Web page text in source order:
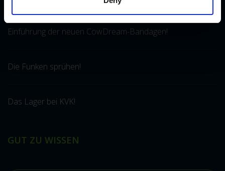
Einführung der neuen CowDream-Bandagen!
Die Funken sprühen!
Das Lager bei KVK!
GUT ZU WISSEN